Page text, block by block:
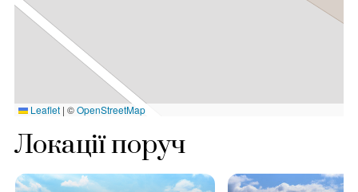
Leaflet | ©OpenStreetMap
Локації поруч